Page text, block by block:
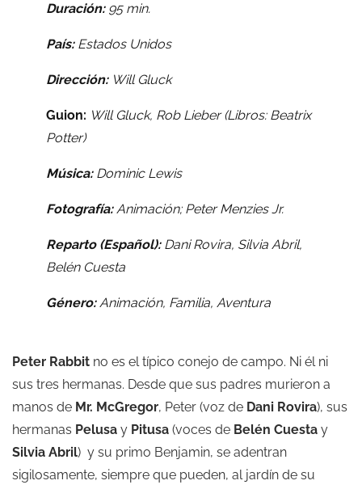
Duración: 95 min.
País: Estados Unidos
Dirección: Will Gluck
Guion: Will Gluck, Rob Lieber (Libros: Beatrix
Potter)
Música: Dominic Lewis
Fotografía:Animación; Peter Menzies Jr.
Reparto (Español): Dani Rovira, Silvia Abril,
Belén Cuesta
Género:Animación, Familia, Aventura
Peter Rabbit no es el típico conejo de campo. Ni él ni
sus tres hermanas. Desde que sus padres murieron a
manos de Mr. McGregor, Peter (voz de Dani Rovira), sus
hermanas Pelusa y Pitusa (voces de Belén Cuesta y
Silvia Abril) y su primo Benjamin, se adentran
sigilosamente, siempre que pueden, al jardín de su